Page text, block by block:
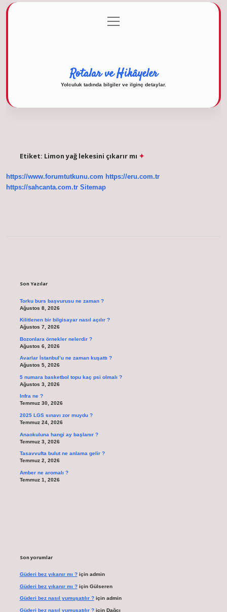
Gizlilik Politikası
menüyü
aç
Rotalar ve Hikâyeler
Yolculuk tadında bilgiler ve ilginç detaylar.
Etiket: Limon yağ lekesini çıkarır mı
https://www.forumtutkunu.com https://eru.com.tr
https://sahcanta.com.tr Sitemap
Son Yazılar
Torku burs başvurusu ne zaman ?
Ağustos 8, 2026
Kilitlenen bir bilgisayar nasıl açılır ?
Ağustos 7, 2026
Bozonlara örnekler nelerdir ?
Ağustos 6, 2026
Avarlar İstanbul’u ne zaman kuşattı ?
Ağustos 5, 2026
5 numara basketbol topu kaç psi olmalı ?
Ağustos 3, 2026
Infra ne ?
Temmuz 30, 2026
2025 LGS sınavı zor muydu ?
Temmuz 24, 2026
Anaokuluna hangi ay başlanır ?
Temmuz 3, 2026
Tasavvufta bulut ne anlama gelir ?
Temmuz 2, 2026
Amber ne aromalı ?
Temmuz 1, 2026
Son yorumlar
Güderi bez yıkanır mı ?için admin
Güderi bez yıkanır mı ?için Gülseren
Güderi bez nasıl yumuşatılır ?için admin
Güderi bez nasıl yumuşatılır ?için Dağcı